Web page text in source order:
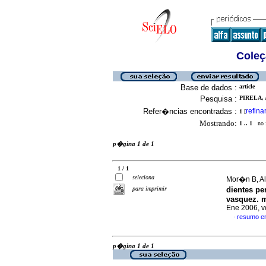
Base de dados : article
Pesquisa : PIRELA,
Refer�ncias encontradas : 1 [refinar
Mostrando: 1 .. 1 no
p�gina 1 de 1
1 / 1
seleciona
para imprimir
Mor�n B,
dientes
vasquez.
Ene 2006,
· resumo
p�gina 1 de 1